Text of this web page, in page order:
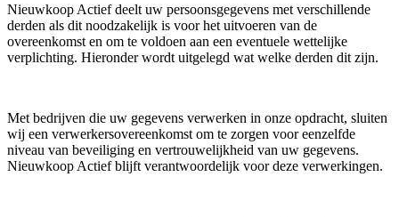
Nieuwkoop Actief deelt uw persoonsgegevens met verschillende
derden als dit noodzakelijk is voor het uitvoeren van de
overeenkomst en om te voldoen aan een eventuele wettelijke
verplichting. Hieronder wordt uitgelegd wat welke derden dit zijn.
Met bedrijven die uw gegevens verwerken in onze opdracht, sluiten
wij een verwerkersovereenkomst om te zorgen voor eenzelfde
niveau van beveiliging en vertrouwelijkheid van uw gegevens.
Nieuwkoop Actief blijft verantwoordelijk voor deze verwerkingen.